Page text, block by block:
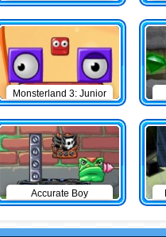
Monsterland 3: Junior
Returns
Accurate Boy